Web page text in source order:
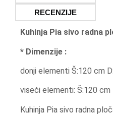
RECENZIJE
Kuhinja Pia sivo radna
* Dimenzije :
donji elementi Š:120 cm
viseći elementi: Š:120 cm
Kuhinja Pia sivo radna